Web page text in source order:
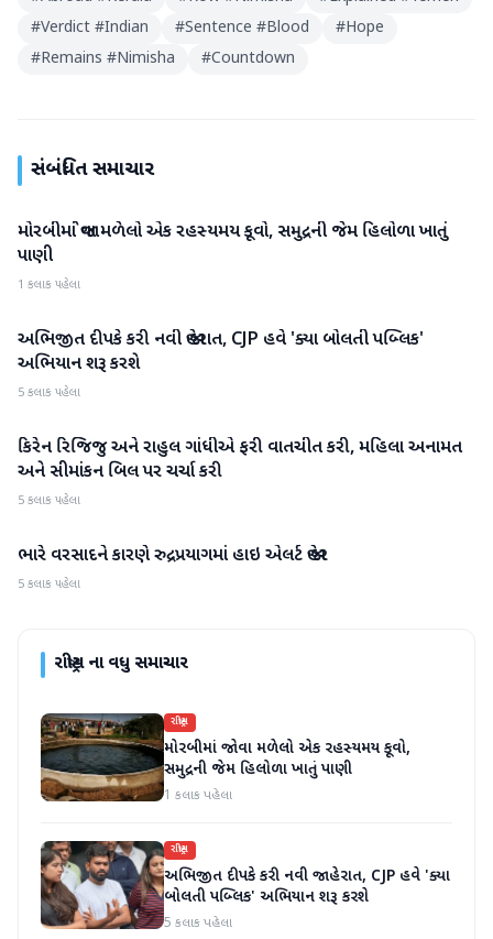
#Verdict #Indian #Sentence #Blood #Hope
#Remains #Nimisha #Countdown
સંબંધિત સમાચાર
રાષ્ટ્રીય
મોરબીમાં જોવા મળેલો એક રહસ્યમય કૂવો, સમુદ્રની જેમ હિલોળા ખાતું
પાણી
1 કલાક પહેલા
રાષ્ટ્રીય
અભિજીત દીપકે કરી નવી જાહેરાત, CJP હવે 'ક્યા બોલતી પબ્લિક'
અભિયાન શરૂ કરશે
5 કલાક પહેલા
રાષ્ટ્રીય
કિરેન રિજિજુ અને રાહુલ ગાંધીએ ફરી વાતચીત કરી, મહિલા અનામત
અને સીમાંકન બિલ પર ચર્ચા કરી
5 કલાક પહેલા
રાષ્ટ્રીય
ભારે વરસાદને કારણે રુદ્રપ્રયાગમાં હાઇ એલર્ટ જાહેર
5 કલાક પહેલા
રાષ્ટ્રીયના વધુ સમાચાર
રાષ્ટ્રીય
મોરબીમાં જોવા મળેલો એક રહસ્યમય કૂવો,
સમુદ્રની જેમ હિલોળા ખાતું પાણી
1 કલાક પહેલા
રાષ્ટ્રીય
અભિજીત દીપકે કરી નવી જાહેરાત, CJP હવે 'ક્યા
બોલતી પબ્લિક' અભિયાન શરૂ કરશે
5 કલાક પહેલા